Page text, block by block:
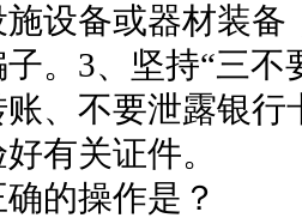
设备或器材装
。3、坚持“三
、不要泄露银
有关证件。
的操作是？